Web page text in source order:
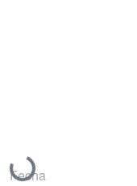
Cargando...
Fecha